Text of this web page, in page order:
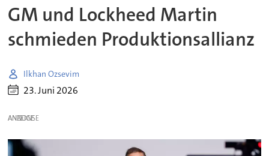
GM und Lockheed Martin
schmieden Produktionsallianz
Ilkhan Ozsevim
23. Juni 2026
ANZEIGE